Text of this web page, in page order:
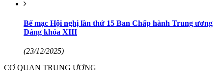
Bế mạc Hội nghị lần thứ 15 Ban Chấp hành Trung ương
Đảng khóa XIII
(23/12/2025)
CƠ QUAN TRUNG ƯƠNG